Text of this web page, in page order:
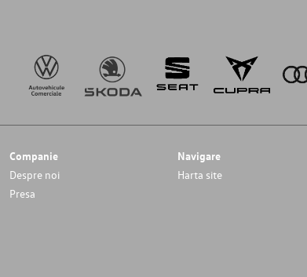
Companie
Despre noi
Presa
Navigare
Harta site